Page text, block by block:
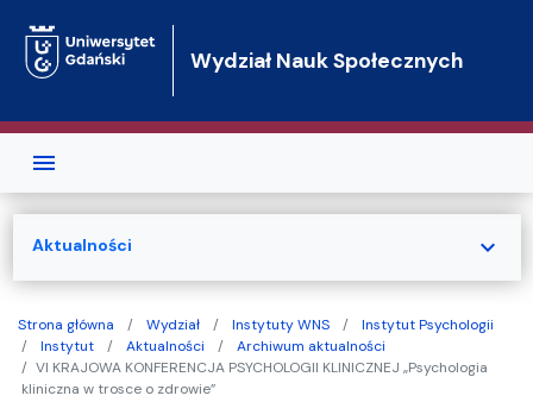
Wydział Nauk Społecznych
Strona główna Wydział Instytuty WNS
Instytut Psychologii
Instytut
Aktualności
Archiwum aktualności
VI KRAJOWA KONFERENCJA PSYCHOLOGII KLINICZNEJ „Psychologia
kliniczna w trosce o zdrowie”
Aktualności expand_more